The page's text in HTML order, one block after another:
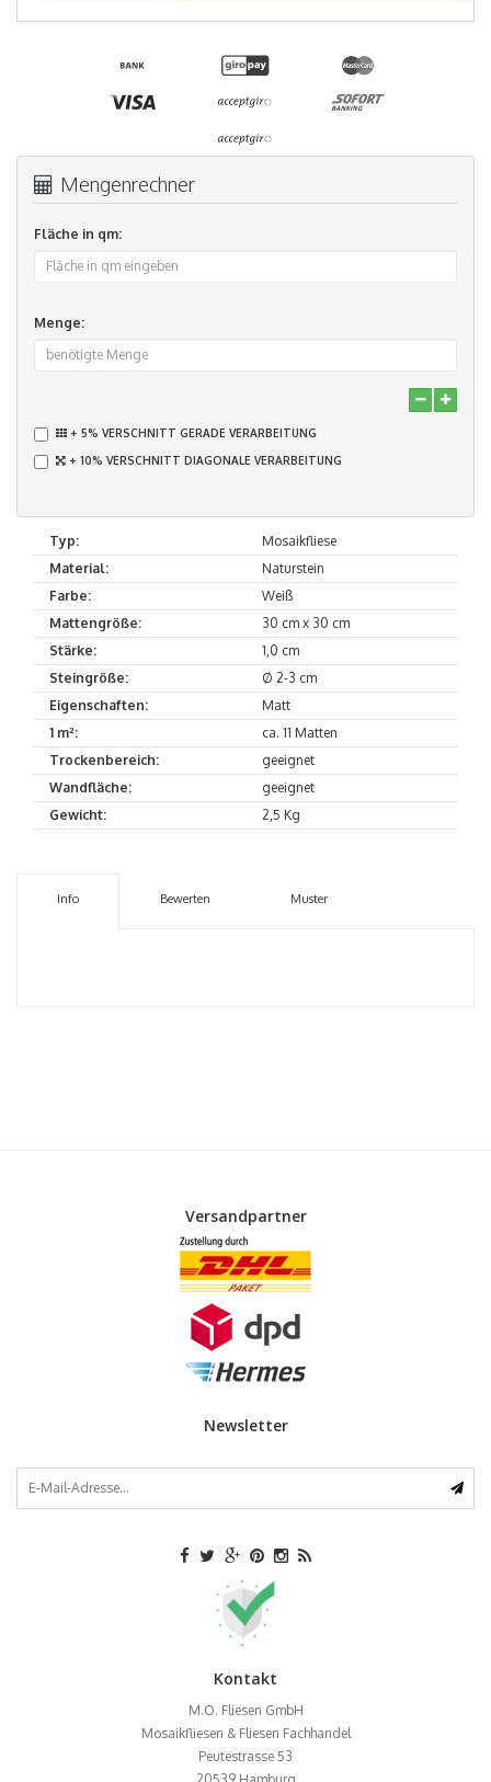
Mengenrechner
Fläche in qm:
Menge:
+ 5% VERSCHNITT GERADE VERARBEITUNG
+ 10% VERSCHNITT DIAGONALE VERARBEITUNG
Typ:
Mosaikfliese
Material:
Naturstein
Farbe:
Weiß
Mattengröße:
30 cm x 30 cm
Stärke:
1,0 cm
Steingröße:
Ø 2-3 cm
Eigenschaften:
Matt
1 m²:
ca. 11 Matten
Trockenbereich:
geeignet
Wandfläche:
geeignet
Gewicht:
2,5 Kg
Info Bewerten Muster
Versandpartner
Newsletter
Kontakt
M.O. Fliesen GmbH
Mosaikfliesen & Fliesen Fachhandel
Peutestrasse 53
20539 Hamburg